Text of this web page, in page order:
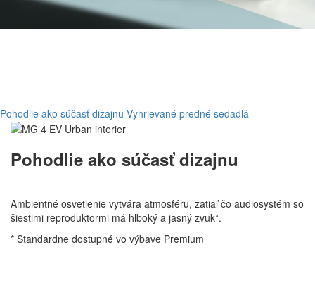
Pohodlie ako súčasť dizajnu Vyhrievané predné sedadlá
Pohodlie ako súčasť dizajnu
Ambientné osvetlenie vytvára atmosféru, zatiaľ čo audiosystém so
šiestimi reproduktormi má hlboký a jasný zvuk*.
* Štandardne dostupné vo výbave Premium